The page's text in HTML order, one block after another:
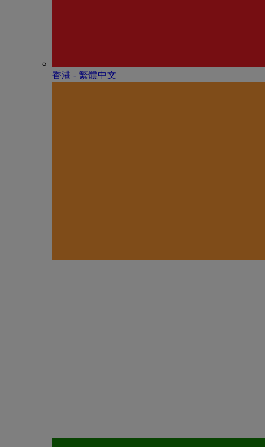
香港 - 繁體中文